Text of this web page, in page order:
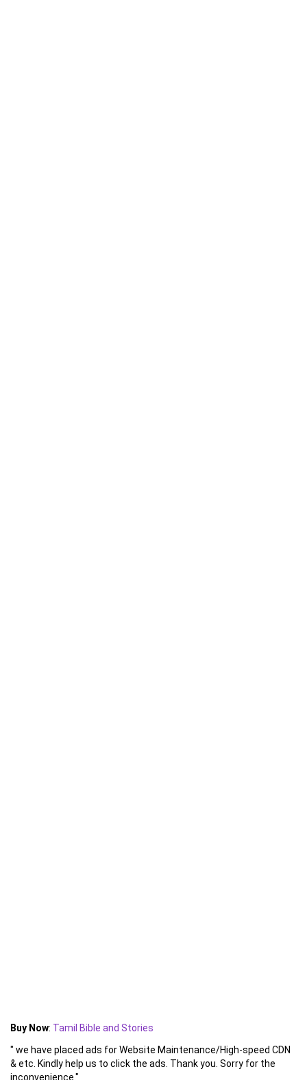
Buy Now: Tamil Bible and Stories
" we have placed ads for Website Maintenance/High-speed CDN
& etc. Kindly help us to click the ads. Thank you. Sorry for the
inconvenience."